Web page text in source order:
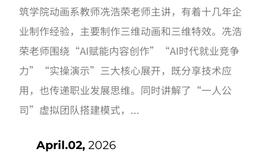
筑学院动画系教师冼浩荣老师主讲，有着十几年企
业制作经验，主要制作三维动画和三维特效。冼浩
荣老师围绕“AI赋能内容创作”“AI时代就业竞争
力”“实操演示”三大核心展开，既分享技术应
用，也传递职业发展思维。同时讲解了“一人公
司”虚拟团队搭建模式，...
April.02,2026